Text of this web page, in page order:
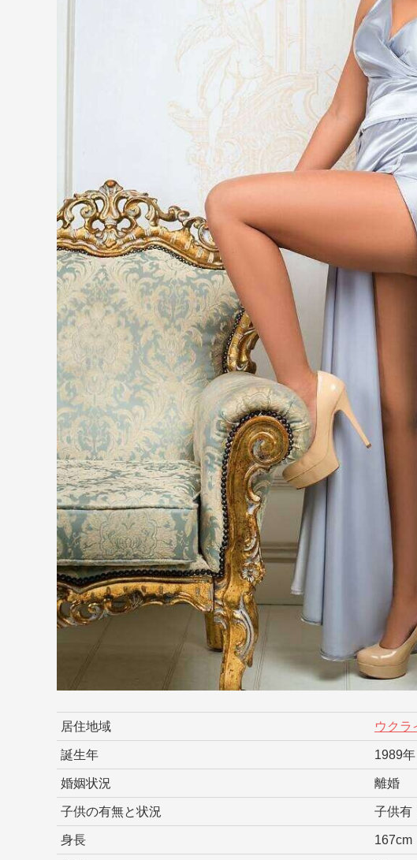
居住地域 ウクラ
誕生年 1989年
婚姻状況 離婚
子供の有無と状況 子供有
身長 167cm